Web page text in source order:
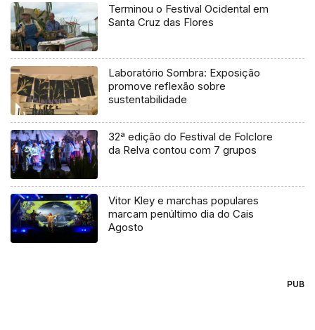
Terminou o Festival Ocidental em
Santa Cruz das Flores
Laboratório Sombra: Exposição
promove reflexão sobre
sustentabilidade
32ª edição do Festival de Folclore
da Relva contou com 7 grupos
Vitor Kley e marchas populares
marcam penúltimo dia do Cais
Agosto
PUB